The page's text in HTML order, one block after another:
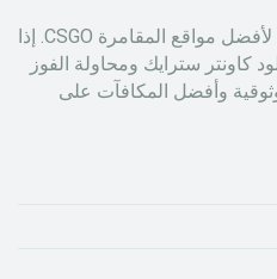
يقدم لك تصنيفًا لأفضل مواقع المقامرة CSGO. إذا
سترايك ومحاولة الفوز
وأفضل المكافآت على